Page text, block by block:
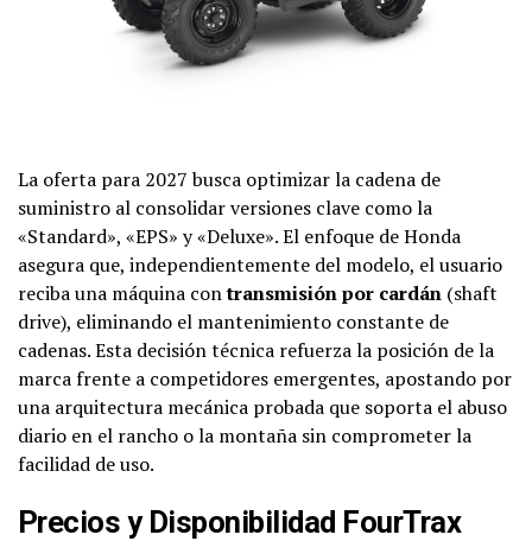
La oferta para 2027 busca optimizar la cadena de
suministro al consolidar versiones clave como la
«Standard», «EPS» y «Deluxe». El enfoque de Honda
asegura que, independientemente del modelo, el usuario
reciba una máquina contransmisión por cardán (shaft
drive), eliminando el mantenimiento constante de
cadenas. Esta decisión técnica refuerza la posición de la
marca frente a competidores emergentes, apostando por
una arquitectura mecánica probada que soporta el abuso
diario en el rancho o la montaña sin comprometer la
facilidad de uso.
Precios y Disponibilidad FourTrax